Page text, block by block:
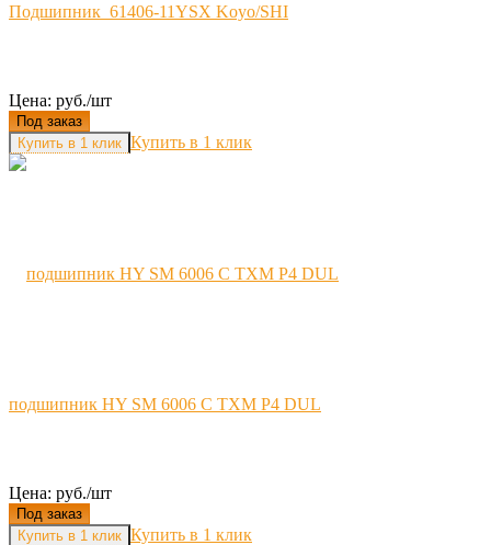
Подшипник 61406-11YSX Koyo/SHI
Цена: руб./шт
Под заказ
Купить в 1 клик
подшипник HY SM 6006 C TXM P4 DUL
Цена: руб./шт
Под заказ
Купить в 1 клик